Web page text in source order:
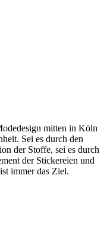
mitten in Köln
Sei es durch den
der Stoffe, sei es durch
der Stickereien und
immer das Ziel.